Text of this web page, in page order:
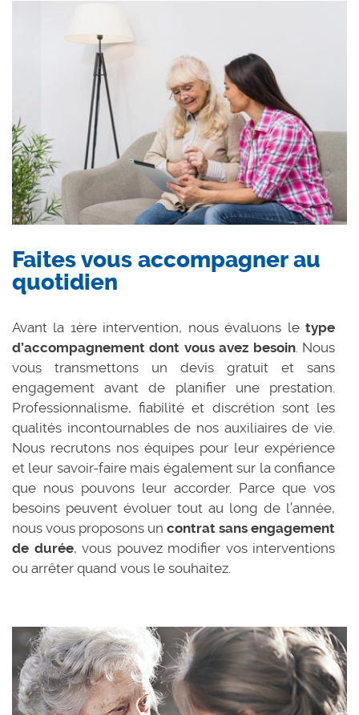
Faites vous accompagner au
quotidien
Avant la 1ère intervention, nous évaluons letype
d’accompagnement dont vous avez besoin. Nous
vous transmettons un devis gratuit et sans
engagement avant de planifier une prestation.
Professionnalisme, fiabilité et discrétion sont les
qualités incontournables de nos auxiliaires de vie.
Nous recrutons nos équipes pour leur expérience
et leur savoir-faire mais également sur la confiance
que nous pouvons leur accorder. Parce que vos
besoins peuvent évoluer tout au long de l’année,
nous vous proposons un contrat sans engagement
de durée, vous pouvez modifier vos interventions
ou arrêter quand vous le souhaitez.